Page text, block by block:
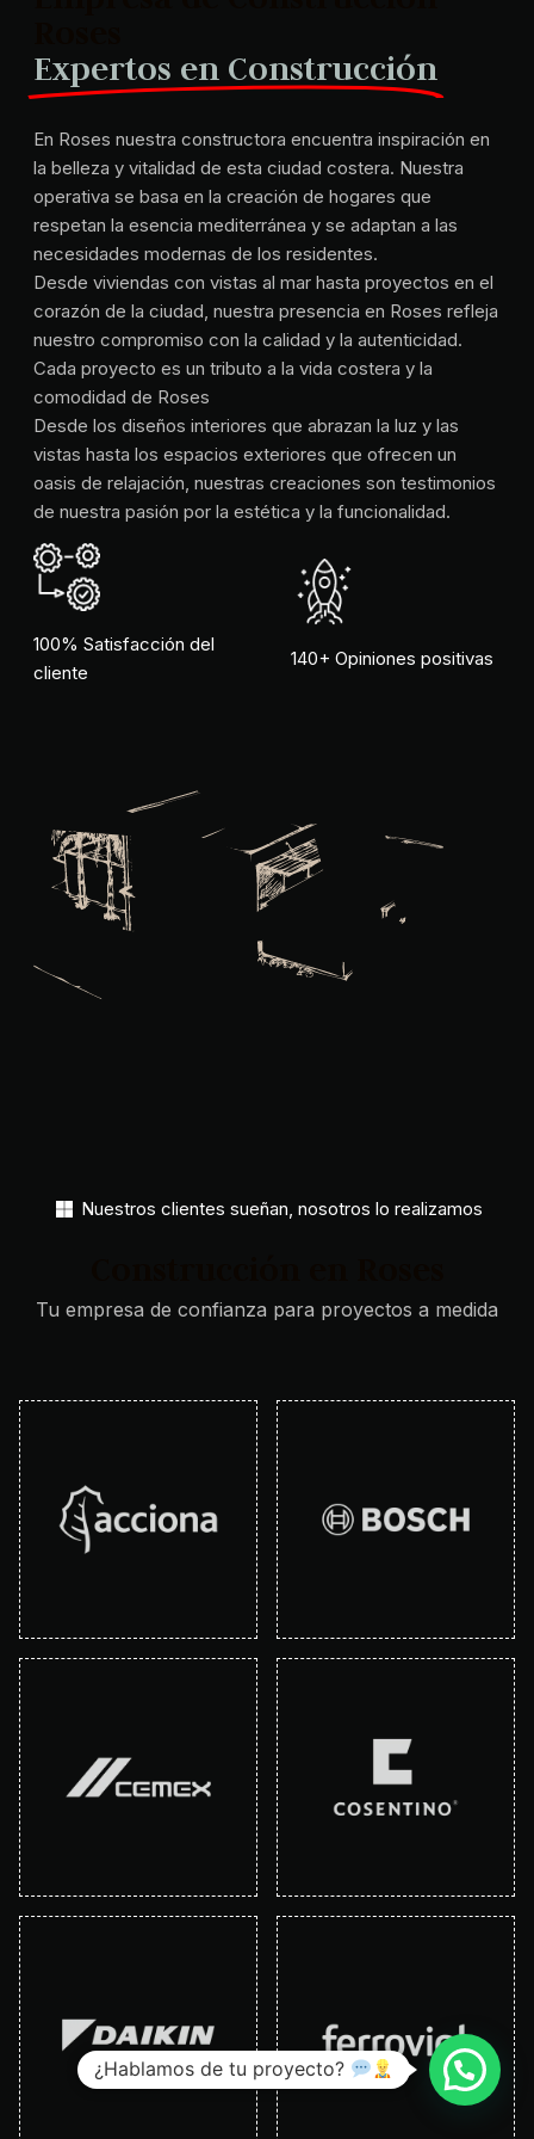
Expertos en Construcción
En Roses nuestra constructora encuentra inspiración en
la belleza y vitalidad de esta ciudad costera. Nuestra
operativa se basa en la creación de hogares que
respetan la esencia mediterránea y se adaptan a las
necesidades modernas de los residentes.
Desde viviendas con vistas al mar hasta proyectos en el
corazón de la ciudad, nuestra presencia en Roses refleja
nuestro compromiso con la calidad y la autenticidad.
Cada proyecto es un tributo a la vida costera y la
comodidad de Roses
Desde los diseños interiores que abrazan la luz y las
vistas hasta los espacios exteriores que ofrecen un
oasis de relajación, nuestras creaciones son testimonios
de nuestra pasión por la estética y la funcionalidad.
100% Satisfacción del
cliente
140+ Opiniones positivas
Nuestros clientes sueñan, nosotros lo realizamos​
Tu empresa de confianza para proyectos a medida